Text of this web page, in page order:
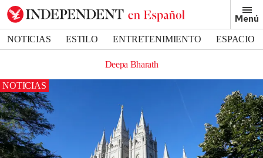
Menú
NOTICIAS ESTILO ENTRETENIMIENTO
ESPACIO
Deepa Bharath
NOTICIAS